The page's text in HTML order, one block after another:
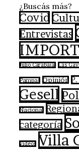
¿Buscás más?
Covid
Entrevistas
Julio Carabajal Las
Pampas Opinión
Gesell
Nacional
categoría
Videos Villa